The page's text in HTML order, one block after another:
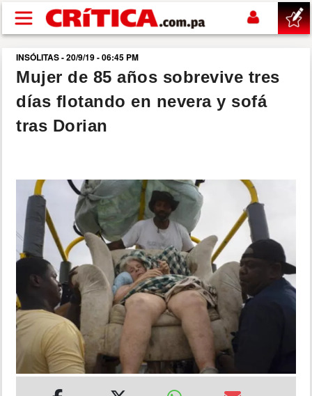
Pasar al contenido principal
buscar
SUCESOS
POLÍTICA
SHOW
DEPORTES
MUNDO
INSÓLITAS
MULTIMEDIA
INSÓLITAS - 20/9/19 - 06:45 PM
Mujer de 85 años sobrevive tres
días flotando en nevera y sofá
tras Dorian